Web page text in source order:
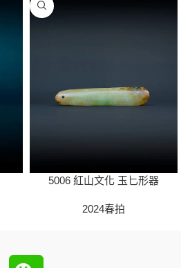
5006 紅山文化 玉匕形器
2024春拍